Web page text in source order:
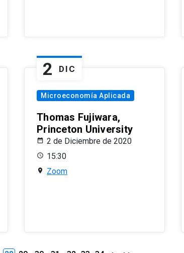
2 DIC
Microeconomía Aplicada
Thomas Fujiwara,
Princeton University
2 de Diciembre de 2020
15:30
Zoom